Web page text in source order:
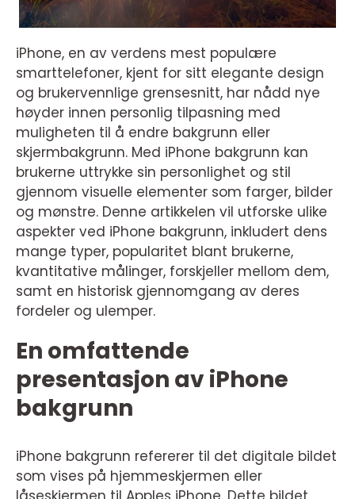
iPhone, en av verdens mest populære
smarttelefoner, kjent for sitt elegante design
og brukervennlige grensesnitt, har nådd nye
høyder innen personlig tilpasning med
muligheten til å endre bakgrunn eller
skjermbakgrunn. Med iPhone bakgrunn kan
brukerne uttrykke sin personlighet og stil
gjennom visuelle elementer som farger, bilder
og mønstre. Denne artikkelen vil utforske ulike
aspekter ved iPhone bakgrunn, inkludert dens
mange typer, popularitet blant brukerne,
kvantitative målinger, forskjeller mellom dem,
samt en historisk gjennomgang av deres
fordeler og ulemper.
En omfattende
presentasjon av iPhone
bakgrunn
iPhone bakgrunn refererer til det digitale bildet
som vises på hjemmeskjermen eller